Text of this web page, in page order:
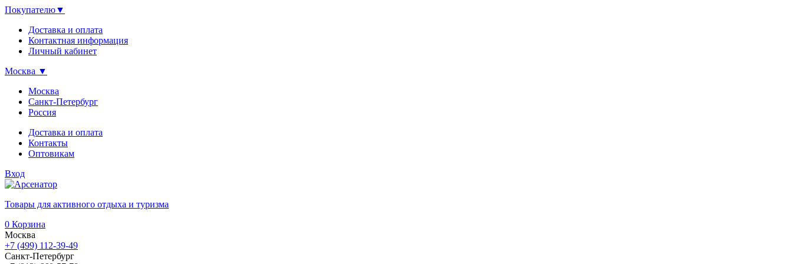
Покупателю▼
Доставка и оплата
Контактная информация
Личный кабинет
Москва ▼
Москва
Санкт-Петербург
Россия
Доставка и оплата
Контакты
Оптовикам
Вход
Товары для активного отдыха и туризма
0 Корзина
Москва
+7 (499) 112-39-49
Санкт-Петербург